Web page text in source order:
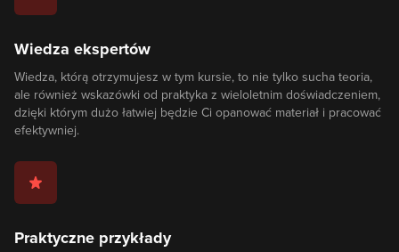
Wiedza ekspertów
Wiedza, którą otrzymujesz w tym kursie, to nie tylko sucha teoria,
ale również wskazówki od praktyka z wieloletnim doświadczeniem,
dzięki którym dużo łatwiej będzie Ci opanować materiał i pracować
efektywniej.
Praktyczne przykłady